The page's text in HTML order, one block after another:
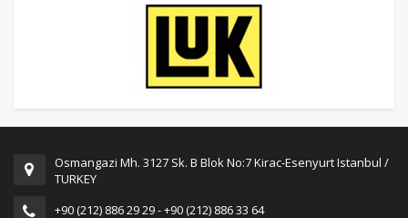
Osmangazi Mh. 3127 Sk. B Blok No:7 Kirac-Esenyurt Istanbul /
TURKEY
+90 (212) 886 29 29 - +90 (212) 886 33 64